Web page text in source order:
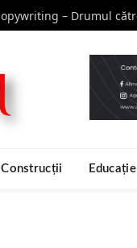
Construcții Educație